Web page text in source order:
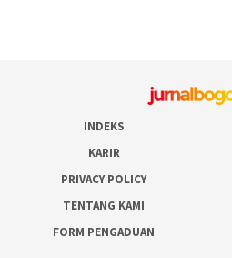
INDEKS
KARIR
PRIVACY POLICY
TENTANG KAMI
FORM PENGADUAN